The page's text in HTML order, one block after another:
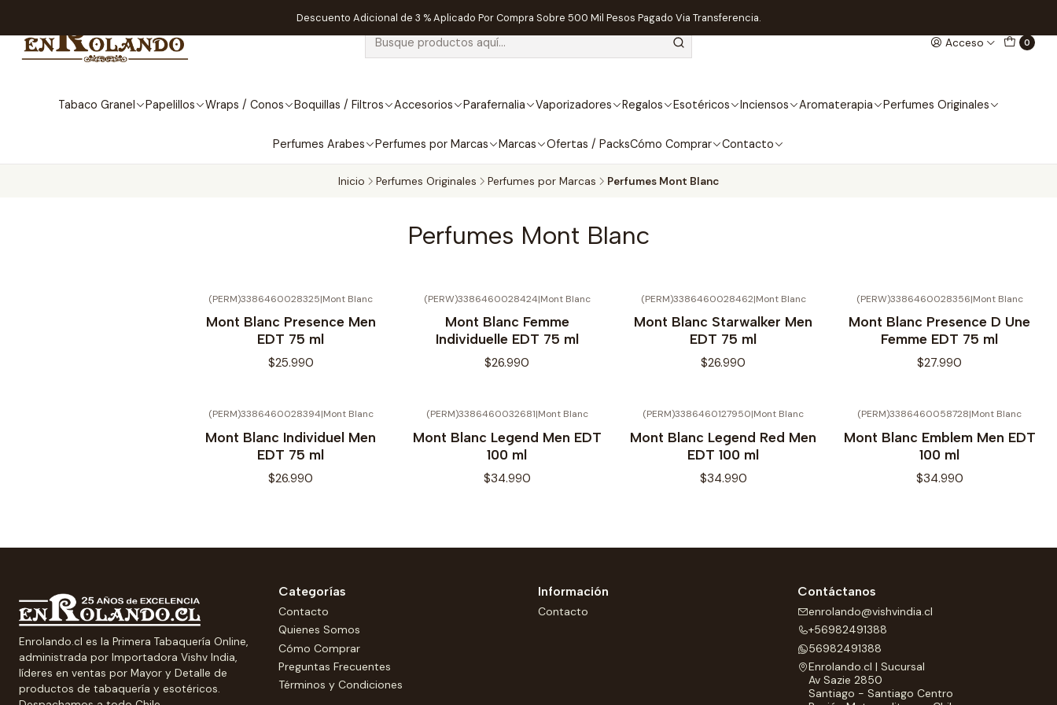
Acceso 0
Tabaco Granel Papelillos Wraps / Conos Boquillas / Filtros Accesorios Parafernalia Vaporizadores Regalos Esotéricos Inciensos Aromaterapia Perfumes Originales
Perfumes Arabes Perfumes por Marcas Marcas Ofertas / PacksCómo Comprar Contacto
Descuento Adicional de 3 % Aplicado Por Compra Sobre 500 Mil Pesos Pagado Via Transferencia.
Inicio Perfumes Originales Perfumes por Marcas Perfumes Mont Blanc
Perfumes Mont Blanc
(PERM)3386460028325|Mont Blanc
Mont Blanc Presence Men
EDT 75 ml
$25.990
(PERW)3386460028424|Mont Blanc
Mont Blanc Femme
Individuelle EDT 75 ml
$26.990
(PERM)3386460028462|Mont Blanc
Mont Blanc Starwalker Men
EDT 75 ml
$26.990
(PERW)3386460028356|Mont Blanc
Mont Blanc Presence D Une
Femme EDT 75 ml
$27.990
(PERM)3386460028394|Mont Blanc
Mont Blanc Individuel Men
EDT 75 ml
$26.990
(PERM)3386460032681|Mont Blanc
Mont Blanc Legend Men EDT
100 ml
$34.990
(PERM)3386460127950|Mont Blanc
Mont Blanc Legend Red Men
EDT 100 ml
$34.990
(PERM)3386460058728|Mont Blanc
Mont Blanc Emblem Men EDT
100 ml
$34.990
Enrolando.cl es la Primera Tabaquería Online,
administrada por Importadora Vishv India,
líderes en ventas por Mayor y Detalle de
productos de tabaquería y esotéricos.
Categorías
Contacto
Quienes Somos
Cómo Comprar
Preguntas Frecuentes
Términos y Condiciones
Información
Contacto
Contáctanos
enrolando@vishvindia.cl
+56982491388
56982491388
Enrolando.cl | Sucursal
Av Sazie 2850
Santiago - Santiago Centro